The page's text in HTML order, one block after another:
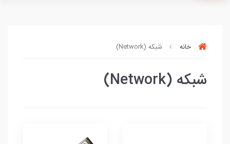
خانه شبکه (Network)
شبکه (Network)